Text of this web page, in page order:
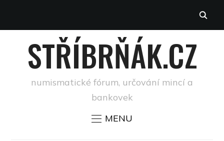
STŘÍBRŇÁK.CZ
numismatické fórum, určování mincí a
bankovek
MENU